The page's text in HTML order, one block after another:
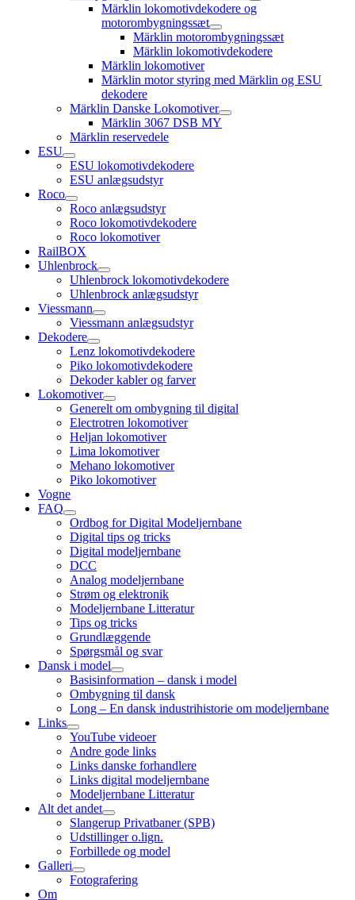
open
child
Märklin lokomotivdekodere og
motorombygningssæt
open
child
menu
Märklin motorombygningssæt
Märklin lokomotivdekodere
Märklin lokomotiver
Märklin motor styring med Märklin og ESU
dekodere
Märklin Danske Lokomotiver
open
Märklin 3067 DSB MY
Märklin reservedele
ESU
open
child
menu
ESU lokomotivdekodere
ESU anlægsudstyr
Roco
open
child
menu
Roco anlægsudstyr
Roco lokomotivdekodere
Roco lokomotiver
RailBOX
Uhlenbrock
open
child
menu
Uhlenbrock lokomotivdekodere
Uhlenbrock anlægsudstyr
Viessmann
open
child
menu
Viessmann anlægsudstyr
Dekodere
open
child
menu
Lenz lokomotivdekodere
Piko lokomotivdekodere
Dekoder kabler og farver
Lokomotiver
open
child
menu
Generelt om ombygning til digital
Electrotren lokomotiver
Heljan lokomotiver
Lima lokomotiver
Mehano lokomotiver
Piko lokomotiver
Vogne
FAQ
open
child
menu
Ordbog for Digital Modeljernbane
Digital tips og tricks
Digital modeljernbane
DCC
Analog modeljernbane
Strøm og elektronik
Modeljernbane Litteratur
Tips og tricks
Grundlæggende
Spørgsmål og svar
Dansk i model
open
child
menu
Basisinformation – dansk i model
Ombygning til dansk
Long – En dansk industrihistorie om modeljernbane
Links
open
child
menu
YouTube videoer
Andre gode links
Links danske forhandlere
Links digital modeljernbane
Modeljernbane Litteratur
Alt det andet
open
child
menu
Slangerup Privatbaner (SPB)
Udstillinger o.lign.
Forbillede og model
Galleri
open
child
Fotografering
Om